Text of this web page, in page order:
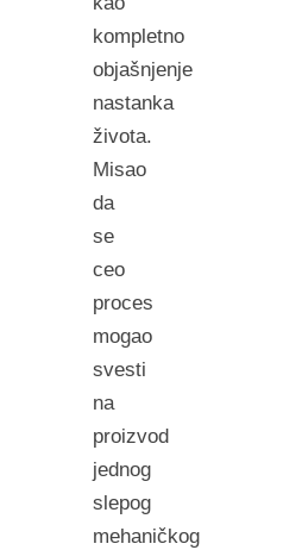
kompletno
objašnjenje
nastanka
života.
Misao
da
se
ceo
proces
mogao
svesti
na
proizvod
jednog
slepog
mehaničkog